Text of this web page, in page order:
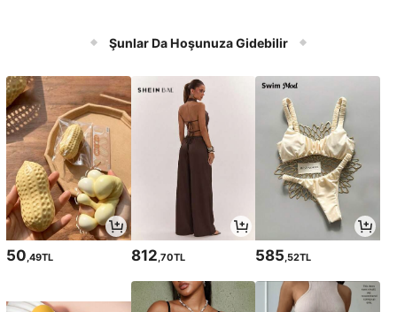
Şunlar Da Hoşunuza Gidebilir
50 ,49TL 812 ,70TL 585 ,52TL